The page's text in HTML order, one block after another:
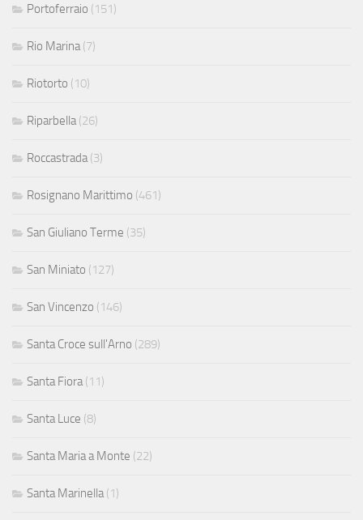
Portoferraio (151)
Rio Marina (7)
Riotorto (10)
Riparbella (26)
Roccastrada (3)
Rosignano Marittimo (461)
San Giuliano Terme (35)
San Miniato (127)
San Vincenzo (146)
Santa Croce sull'Arno (289)
Santa Fiora (11)
Santa Luce (8)
Santa Maria a Monte (22)
Santa Marinella (1)